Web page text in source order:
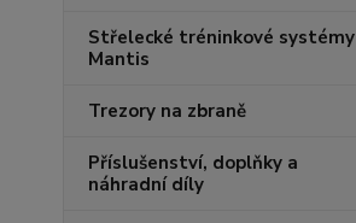
Střelecké tréninkové systémy
Mantis
Trezory na zbraně
Příslušenství, doplňky a
náhradní díly